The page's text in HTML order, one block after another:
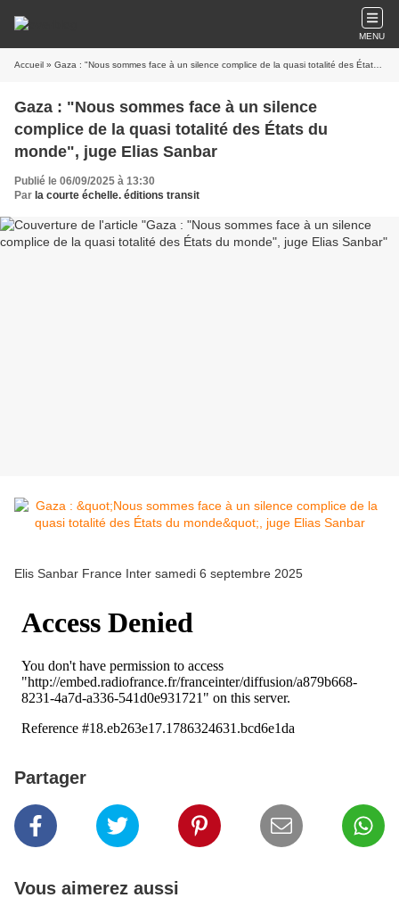
MENU
Accueil » Gaza : "Nous sommes face à un silence complice de la quasi totalité des États du monde", juge Elias Sanbar
Gaza : "Nous sommes face à un silence
complice de la quasi totalité des États du
monde", juge Elias Sanbar
Publié le 06/09/2025 à 13:30
Par la courte échelle. éditions transit
Elis Sanbar France Inter samedi 6 septembre 2025
Partager
Vous aimerez aussi